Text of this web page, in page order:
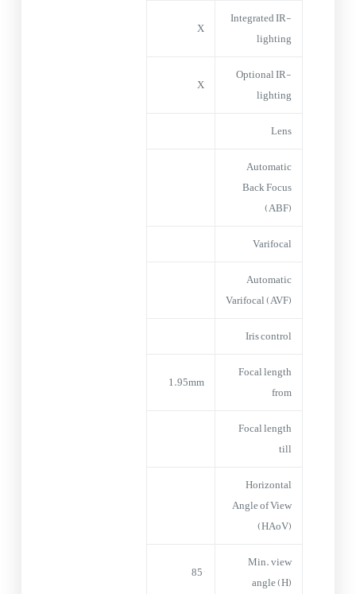
Integrated IR-
lighting
X
Optional IR-
lighting
X
Lens
Automatic
Back Focus
(ABF)
Varifocal
Automatic
Varifocal (AVF)
Iris control
Focal length
from
1.95mm
Focal length
till
Horizontal
Angle of View
(HAoV)
Min. view
angle (H)
85°